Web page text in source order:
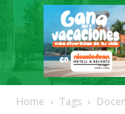
Home Tags